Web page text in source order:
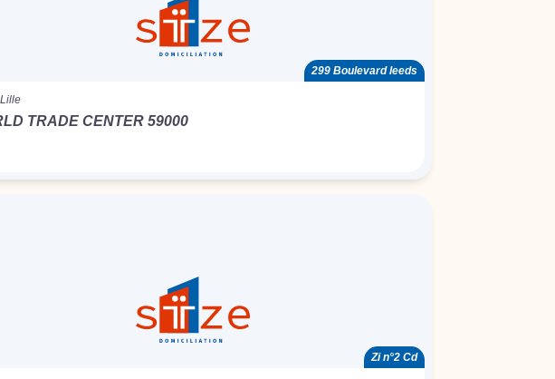
299 Boulevard leeds
Lille
TRADE CENTER 59000
Zi n°2 Cd